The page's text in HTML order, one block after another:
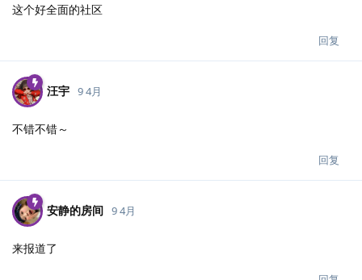
这个好全面的社区
回复
汪宇 9 4月
不错不错～
回复
安静的房间 9 4月
来报道了